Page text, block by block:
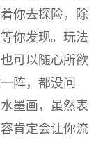
你去探险，除
你发现。玩法
可以随心所欲
阵，都没问
墨画，虽然表
肯定会让你流